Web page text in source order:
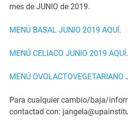
mes de JUNIO de 2019.
MENÚ BASAL JUNIO 2019 AQUÍ.
MENÚ CELIACO JUNIO 2019 AQUÍ.
MENÚ OVOLACTOVEGETARIANO
Para cualquier cambio/baja/
contactad con: